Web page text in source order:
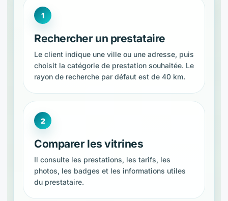
Rechercher un prestataire
Le client indique une ville ou une adresse, puis
choisit la catégorie de prestation souhaitée. Le
rayon de recherche par défaut est de 40 km.
Comparer les vitrines
Il consulte les prestations, les tarifs, les
photos, les badges et les informations utiles
du prestataire.